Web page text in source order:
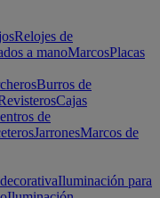
Relojes de
a manoMarcosPlacas
Burros de
Cajas
de
JarronesMarcos de
Iluminación para